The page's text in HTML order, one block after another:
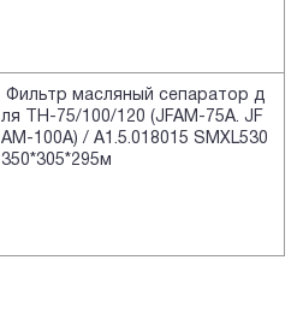
Фильтр масляный сепаратор д
ля TH-75/100/120 (JFAM-75A. JF
AM-100A) / A1.5.018015 SMXL530
350*305*295м